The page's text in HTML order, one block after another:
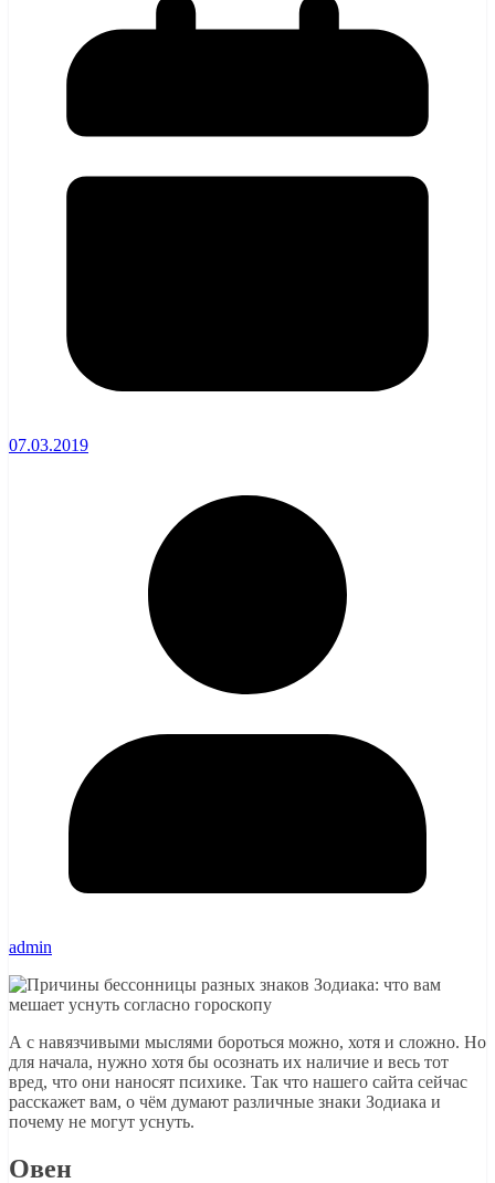
07.03.2019
admin
А с навязчивыми мыслями бороться можно, хотя и сложно. Но
для начала, нужно хотя бы осознать их наличие и весь тот
вред, что они наносят психике. Так что нашего сайта сейчас
расскажет вам, о чём думают различные знаки Зодиака и
почему не могут уснуть.
Овен